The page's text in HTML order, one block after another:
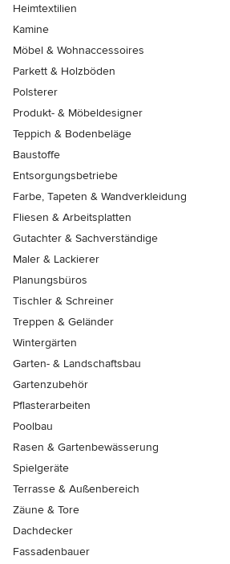
Heimtextilien
Kamine
Möbel & Wohnaccessoires
Parkett & Holzböden
Polsterer
Produkt- & Möbeldesigner
Teppich & Bodenbeläge
Baustoffe
Entsorgungsbetriebe
Farbe, Tapeten & Wandverkleidung
Fliesen & Arbeitsplatten
Gutachter & Sachverständige
Maler & Lackierer
Planungsbüros
Tischler & Schreiner
Treppen & Geländer
Wintergärten
Garten- & Landschaftsbau
Gartenzubehör
Pflasterarbeiten
Poolbau
Rasen & Gartenbewässerung
Spielgeräte
Terrasse & Außenbereich
Zäune & Tore
Dachdecker
Fassadenbauer